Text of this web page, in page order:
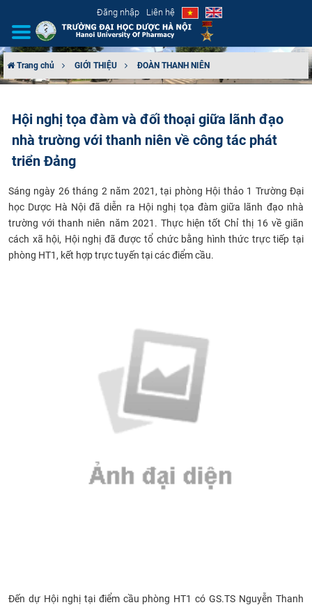
Đăng nhập Liên hệ
CƠ CẤU TỔ CHỨC
TUYỂN SINH
ĐÀO TẠO
ĐẢM BẢO CHẤT LƯỢNG
KHOA HỌC CÔNG NGHỆ
Trang chủ GIỚI THIỆU ĐOÀN THANH NIÊN
Hội nghị tọa đàm và đối thoại giữa lãnh đạo
nhà trường với thanh niên về công tác phát
triển Đảng
Sáng ngày 26 tháng 2 năm 2021, tại phòng Hội thảo 1 Trường Đại
học Dược Hà Nội đã diễn ra Hội nghị tọa đàm giữa lãnh đạo nhà
trường với thanh niên năm 2021. Thực hiện tốt Chỉ thị 16 về giãn
cách xã hội, Hội nghị đã được tổ chức bằng hình thức trực tiếp tại
phòng HT1, kết hợp trực tuyến tại các điểm cầu.​
Đến dự Hội nghị tại điểm cầu phòng HT1 có GS.TS Nguyễn Thanh